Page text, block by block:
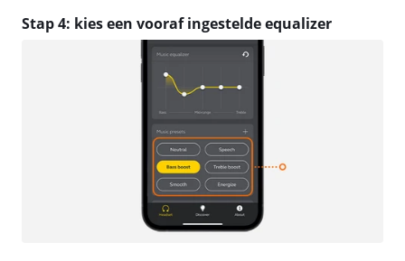
Stap 4: kies een vooraf ingestelde equalizer